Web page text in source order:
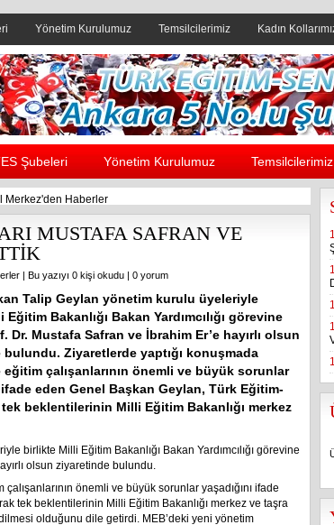
Yönetim Kurulumuz Temsilcilerimiz Kadın
yanı reklam alanı
Şubeleri Yönetim Kurulumuz Temsilcilerimiz
Merkez'den Haberler
MUSTAFA SAFRAN VE
| Bu yazıyı 0 kişi okudu | 0 yorum
Talip Geylan yönetim kurulu üyeleriyle
Bakanlığı Bakan Yardımcılığı görevine
Dr. Mustafa Safran ve İbrahim Er’e hayırlı olsun
Ziyaretlerde yaptığı konuşmada
çalışanlarının önemli ve büyük sorunlar
ifade eden Genel Başkan Geylan, Türk Eğitim-
beklentilerinin Milli Eğitim Bakanlığı merkez
birlikte Milli Eğitim Bakanlığı Bakan Yardımcılığı görevine
olsun ziyaretinde bulundu.
önemli ve büyük sorunlar yaşadığını ifade
tek beklentilerinin Milli Eğitim Bakanlığı merkez ve taşra
olduğunu dile getirdi. MEB’deki yeni yönetim